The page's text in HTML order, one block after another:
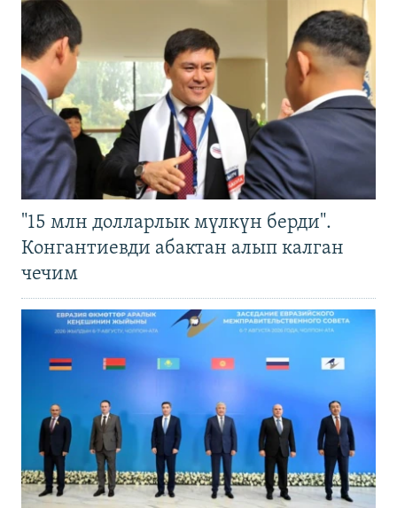
"15 млн долларлык мүлкүн берди".
Конгантиевди абактан алып калган
чечим